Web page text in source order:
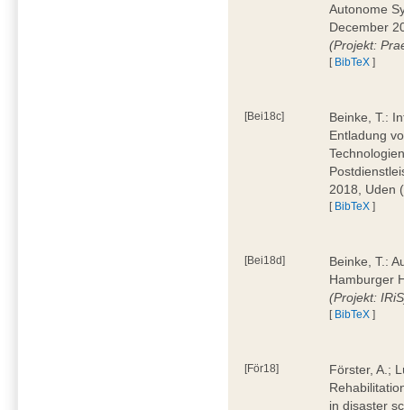
Autonome
December
(Projekt:
[ BibTeX ]
[Bei18c]
Beinke, T.:
Entladung
2018, Uden
[ BibTeX ]
[Bei18d]
Beinke, T.:
Hamburger
(Projekt:
[ BibTeX ]
[För18]
Förster, A.;
in disaster